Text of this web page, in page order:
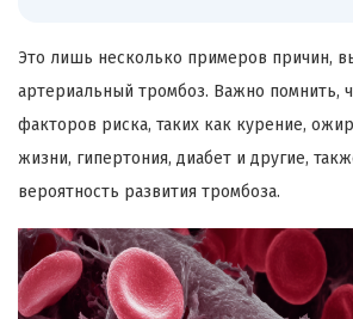
Это лишь несколько примеров причин,
артериальный тромбоз. Важно помнить,
факторов риска, таких как курение,
жизни, гипертония, диабет и другие,
вероятность развития тромбоза.